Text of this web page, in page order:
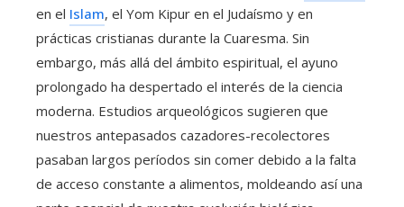
en el Islam, el Yom Kipur en el Judaísmo y en
prácticas cristianas durante la Cuaresma. Sin
embargo, más allá del ámbito espiritual, el ayuno
prolongado ha despertado el interés de la ciencia
moderna. Estudios arqueológicos sugieren que
nuestros antepasados cazadores-recolectores
pasaban largos períodos sin comer debido a la falta
de acceso constante a alimentos, moldeando así una